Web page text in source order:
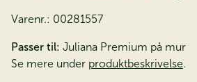
Varenr.: 00281557
Passer til: Juliana Premium på mur
Se mere under produktbeskrivelse.